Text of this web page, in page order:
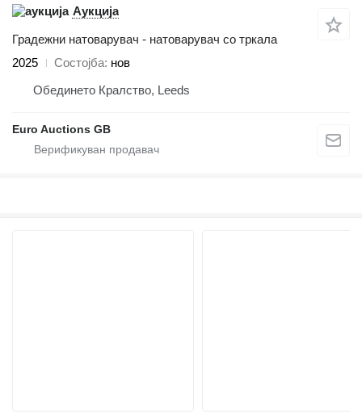
Аукција
Градежни натоварувач - натоварувач со тркала
2025
Состојба нов
Обединето Кралство, Leeds
Euro Auctions GB